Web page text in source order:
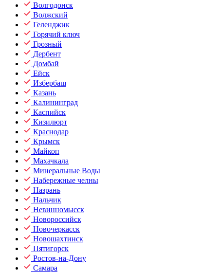
Волгодонск
Волжский
Геленджик
Горячий ключ
Грозный
Дербент
Домбай
Ейск
Избербаш
Казань
Калининград
Каспийск
Кизилюрт
Краснодар
Крымск
Майкоп
Махачкала
Минеральные Воды
Набережные челны
Назрань
Нальчик
Невинномысск
Новороссийск
Новочеркасск
Новошахтинск
Пятигорск
Ростов-на-Дону
Самара